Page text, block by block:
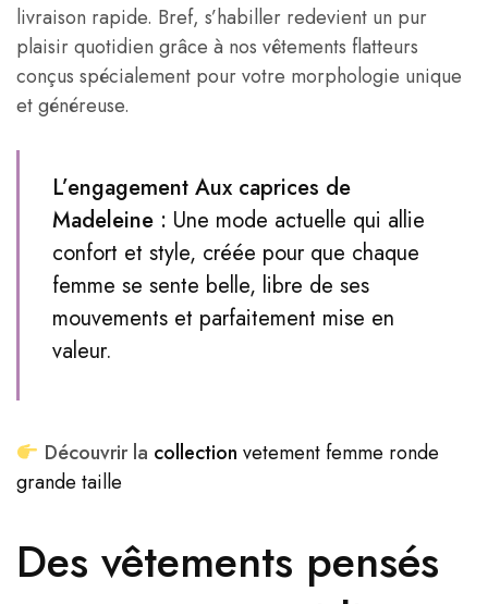
livraison rapide. Bref, s’habiller redevient un pur
plaisir quotidien grâce à nos vêtements flatteurs
conçus spécialement pour votre morphologie unique
et généreuse.
L’engagement Aux caprices de
Madeleine : Une mode actuelle qui allie
confort et style, créée pour que chaque
femme se sente belle, libre de ses
mouvements et parfaitement mise en
valeur.
Découvrir la collection vetement femme ronde
grande taille
Des vêtements pensés